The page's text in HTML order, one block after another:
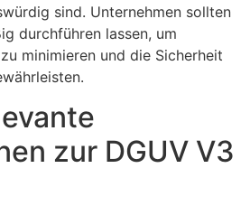
sind. Unternehmen sollten
durchführen lassen, um
minimieren und die Sicherheit
zur DGUV V3